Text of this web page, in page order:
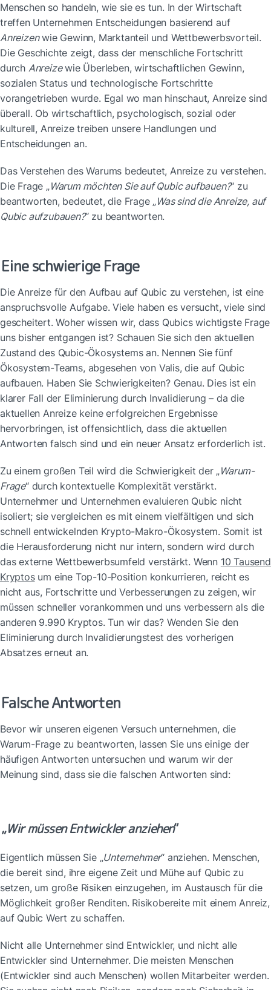
Menschen so handeln, wie sie es tun. In der Wirtschaft
treffen Unternehmen Entscheidungen basierend auf
Anreizen wie Gewinn, Marktanteil und Wettbewerbsvorteil.
Die Geschichte zeigt, dass der menschliche Fortschritt
durch Anreize wie Überleben, wirtschaftlichen Gewinn,
sozialen Status und technologische Fortschritte
vorangetrieben wurde. Egal wo man hinschaut, Anreize sind
überall. Ob wirtschaftlich, psychologisch, sozial oder
kulturell, Anreize treiben unsere Handlungen und
Entscheidungen an.
Das Verstehen des Warums bedeutet, Anreize zu verstehen.
Die Frage „Warum möchten Sie auf Qubic aufbauen?“ zu
beantworten, bedeutet, die Frage „Was sind die Anreize, auf
Qubic aufzubauen?“ zu beantworten.
Eine schwierige Frage
Die Anreize für den Aufbau auf Qubic zu verstehen, ist eine
anspruchsvolle Aufgabe. Viele haben es versucht, viele sind
gescheitert. Woher wissen wir, dass Qubics wichtigste Frage
uns bisher entgangen ist? Schauen Sie sich den aktuellen
Zustand des Qubic-Ökosystems an. Nennen Sie fünf
Ökosystem-Teams, abgesehen von Valis, die auf Qubic
aufbauen. Haben Sie Schwierigkeiten? Genau. Dies ist ein
klarer Fall der Eliminierung durch Invalidierung – da die
aktuellen Anreize keine erfolgreichen Ergebnisse
hervorbringen, ist offensichtlich, dass die aktuellen
Antworten falsch sind und ein neuer Ansatz erforderlich ist.
Zu einem großen Teil wird die Schwierigkeit der „Warum-
Frage“ durch kontextuelle Komplexität verstärkt.
Unternehmer und Unternehmen evaluieren Qubic nicht
isoliert; sie vergleichen es mit einem vielfältigen und sich
schnell entwickelnden Krypto-Makro-Ökosystem. Somit ist
die Herausforderung nicht nur intern, sondern wird durch
das externe Wettbewerbsumfeld verstärkt. Wenn 10 Tausend
Kryptos um eine Top-10-Position konkurrieren, reicht es
nicht aus, Fortschritte und Verbesserungen zu zeigen, wir
müssen schneller vorankommen und uns verbessern als die
anderen 9.990 Kryptos. Tun wir das? Wenden Sie den
Eliminierung durch Invalidierungstest des vorherigen
Absatzes erneut an.
Falsche Antworten
Bevor wir unseren eigenen Versuch unternehmen, die
Warum-Frage zu beantworten, lassen Sie uns einige der
häufigen Antworten untersuchen und warum wir der
Meinung sind, dass sie die falschen Antworten sind:
„Wir müssen Entwickler anziehen“
Eigentlich müssen Sie „Unternehmer“ anziehen. Menschen,
die bereit sind, ihre eigene Zeit und Mühe auf Qubic zu
setzen, um große Risiken einzugehen, im Austausch für die
Möglichkeit großer Renditen. Risikobereite mit einem Anreiz,
auf Qubic Wert zu schaffen.
Nicht alle Unternehmer sind Entwickler, und nicht alle
Entwickler sind Unternehmer. Die meisten Menschen
(Entwickler sind auch Menschen) wollen Mitarbeiter werden.